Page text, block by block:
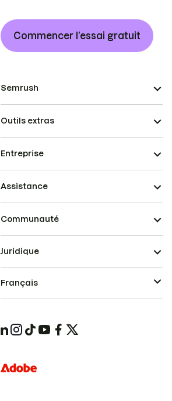
Commencer l’essai gratuit
Semrush
Outils extras
Entreprise
Assistance
Communauté
Juridique
Français